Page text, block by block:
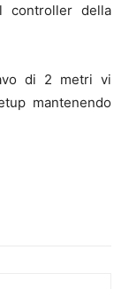
della
di 2 metri vi
mantenendo